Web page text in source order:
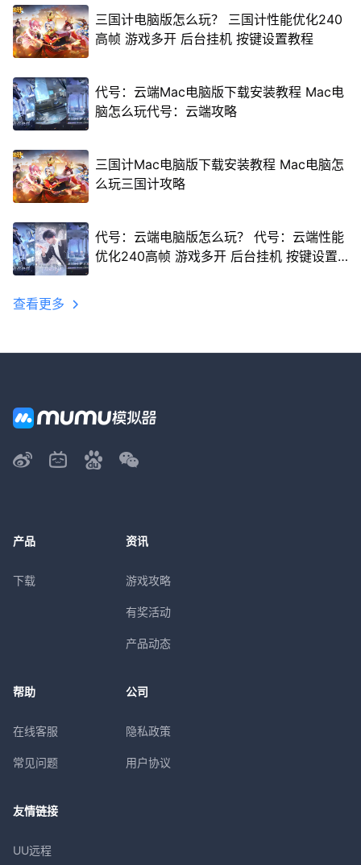
三国计电脑版怎么玩？ 三国计性能优化240
高帧 游戏多开 后台挂机 按键设置教程
代号：云端Mac电脑版下载安装教程 Mac电
脑怎么玩代号：云端攻略
三国计Mac电脑版下载安装教程 Mac电脑怎
么玩三国计攻略
代号：云端电脑版怎么玩？ 代号：云端性能
优化240高帧 游戏多开 后台挂机 按键设置
查看更多
产品
下载
资讯
游戏攻略
有奖活动
产品动态
帮助
在线客服
常见问题
公司
隐私政策
用户协议
友情链接
UU远程